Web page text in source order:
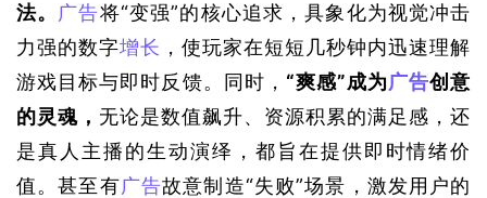
法。 广告将“变强”的核心追求，具象化为视觉冲击
力强的数字增长 ，使玩家在短短几秒钟内迅速理解
游戏目标与即时反馈。同时， “爽感”成为广告创意
的灵魂， 无论是数值飙升、资源积累的满足感，还
是真人主播的生动演绎，都旨在提供即时情绪价
值。甚至有广告故意制造“失败”场景，激发用户的